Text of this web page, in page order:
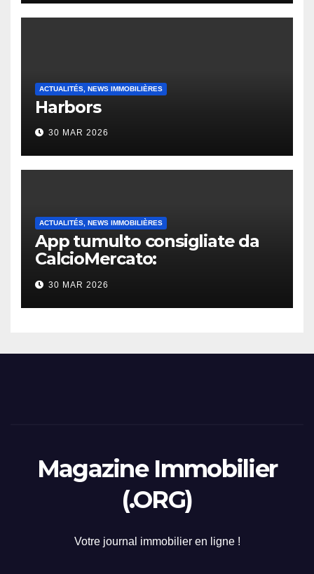
ACTUALITÉS, NEWS IMMOBILIÈRES
Harbors
30 MAR 2026
ACTUALITÉS, NEWS IMMOBILIÈRES
App tumulto consigliate da
CalcioMercato:
considerazione di gennaio
2026
30 MAR 2026
Magazine Immobilier
(.ORG)
Votre journal immobilier en ligne !